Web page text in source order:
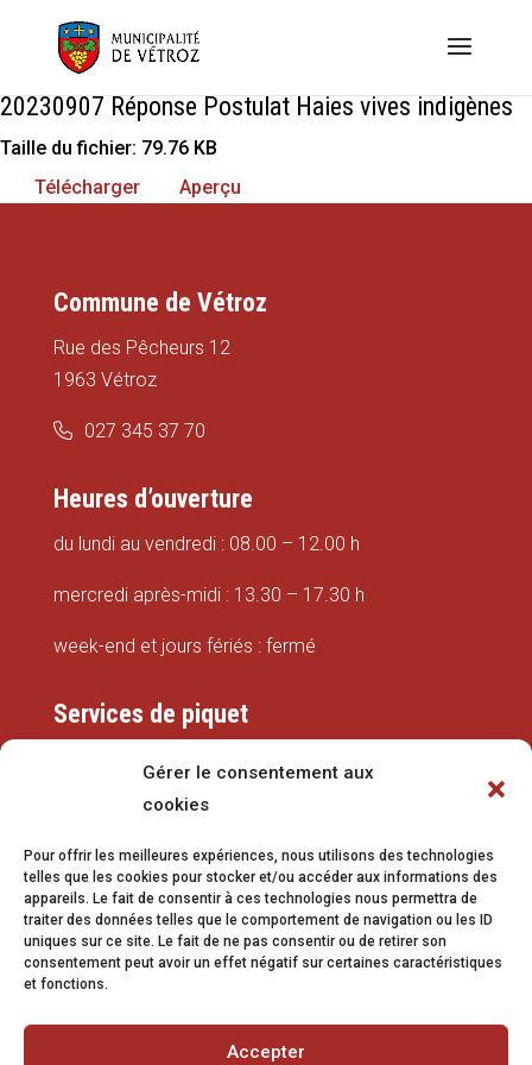
Gérer le consentement aux
cookies
Pour offrir les meilleures expériences, nous utilisons des technologies
telles que les cookies pour stocker et/ou accéder aux informations des
appareils. Le fait de consentir à ces technologies nous permettra de
traiter des données telles que le comportement de navigation ou les ID
uniques sur ce site. Le fait de ne pas consentir ou de retirer son
consentement peut avoir un effet négatif sur certaines caractéristiques
et fonctions.
Accepter
20230907 Réponse Postulat Haies vives indigènes
Taille du fichier: 79.76 KB
Télécharger
Aperçu
Commune de Vétroz
Rue des Pêcheurs 12
1963 Vétroz
027 345 37 70
Heures d’ouverture
du lundi au vendredi : 08.00 – 12.00 h
mercredi après-midi : 13.30 – 17.30 h
week-end et jours fériés : fermé
Services de piquet
079 337 66 42
eaux@vetroz.ch
Travaux publics
079 213 92 08